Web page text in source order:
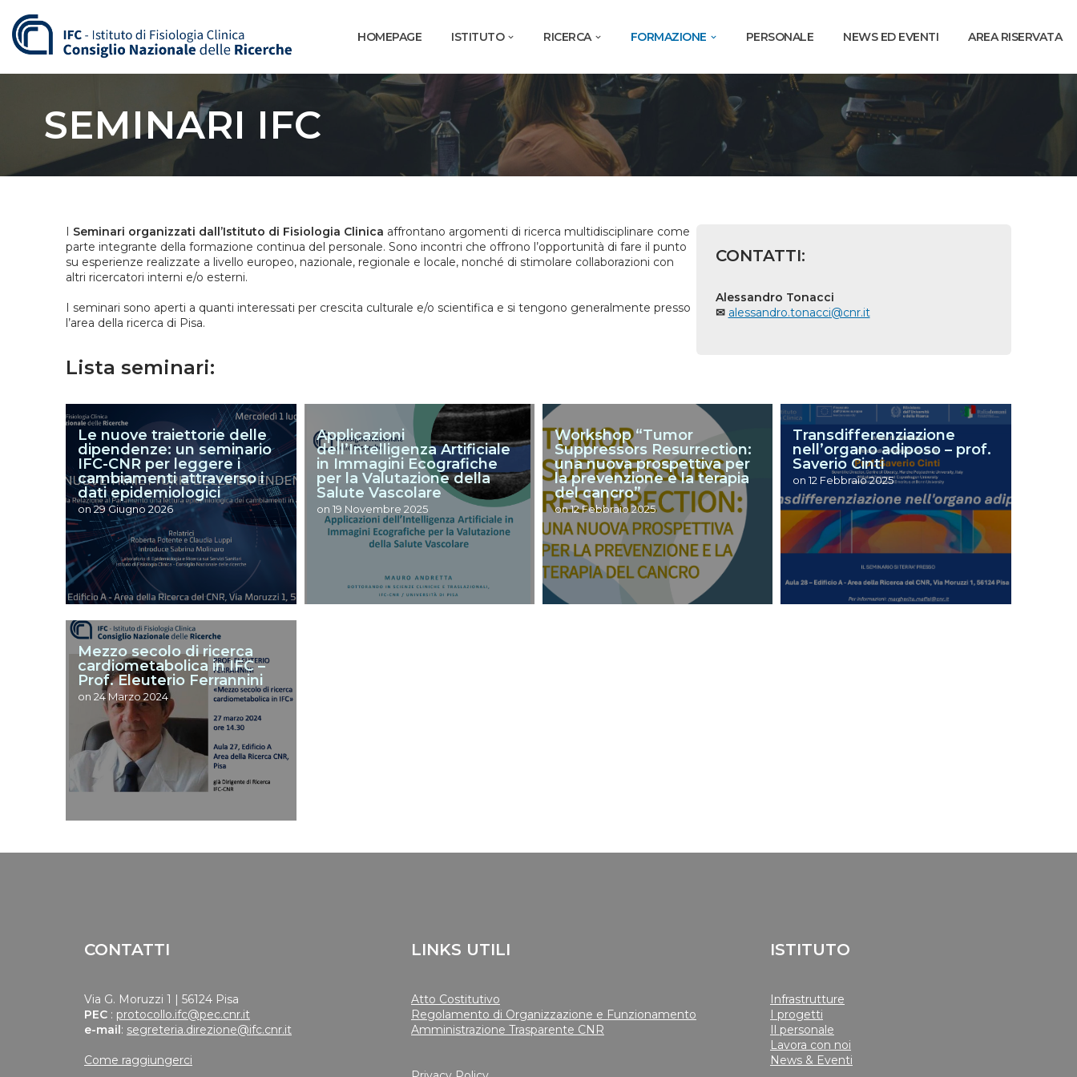
Vai
al
contenuto
HOMEPAGE ISTITUTO RICERCA FORMAZIONE PERSONALE NEWS ED EVENTI AREA RISERVATA
SEMINARI IFC
I Seminari organizzati dall’Istituto di Fisiologia Clinica affrontano argomenti di ricerca multidisciplinare come
parte integrante della formazione continua del personale. Sono incontri che offrono l’opportunità di fare il punto
su esperienze realizzate a livello europeo, nazionale, regionale e locale, nonché di stimolare collaborazioni con
altri ricercatori interni e/o esterni.
I seminari sono aperti a quanti interessati per crescita culturale e/o scientifica e si tengono generalmente presso
l’area della ricerca di Pisa.
CONTATTI:
Alessandro Tonacci
✉ alessandro.tonacci@cnr.it
Lista seminari:
Le nuove traiettorie delle
dipendenze: un seminario
IFC-CNR per leggere i
cambiamenti attraverso i
dati epidemiologici
on29 Giugno 2026
Applicazioni
dell’Intelligenza Artificiale
in Immagini Ecografiche
per la Valutazione della
Salute Vascolare
on 19 Novembre 2025
Workshop “Tumor
Suppressors Resurrection:
una nuova prospettiva per
la prevenzione e la terapia
del cancro”
on12 Febbraio 2025
Transdifferenziazione
nell’organo adiposo – prof.
Saverio Cinti
on12 Febbraio 2025
Mezzo secolo di ricerca
cardiometabolica in IFC –
Prof. Eleuterio Ferrannini
on24 Marzo 2024
CONTATTI
Via G. Moruzzi 1 | 56124 Pisa
PEC : protocollo.ifc@pec.cnr.it
e-mail: segreteria.direzione@ifc.cnr.it
Come raggiungerci
LINKS UTILI
Atto Costitutivo
Regolamento di Organizzazione e Funzionamento
Amministrazione Trasparente CNR
ISTITUTO
Infrastrutture
I progetti
Il personale
Lavora con noi
News & Eventi